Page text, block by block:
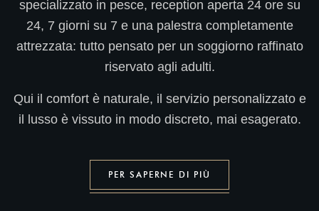
specializzato in pesce, reception aperta 24 ore su
24, 7 giorni su 7 e una palestra completamente
attrezzata: tutto pensato per un soggiorno raffinato
riservato agli adulti.
Qui il comfort è naturale, il servizio personalizzato e
il lusso è vissuto in modo discreto, mai esagerato.
PER SAPERNE DI PIÙ